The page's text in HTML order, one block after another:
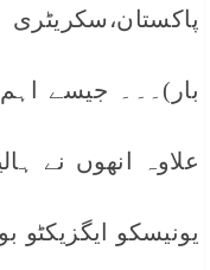
بار)۔۔۔ جیسے
علاوہ انھوں نے
یونیسکو